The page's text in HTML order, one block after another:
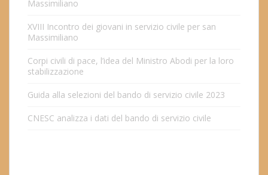
Massimiliano
XVIII Incontro dei giovani in servizio civile per san
Massimiliano
Corpi civili di pace, l’idea del Ministro Abodi per la loro
stabilizzazione
Guida alla selezioni del bando di servizio civile 2023
CNESC analizza i dati del bando di servizio civile